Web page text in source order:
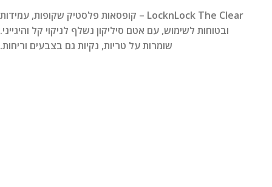
LocknLock The Clear – קופסאות פלסטיק שקופות, עמידות
ובטוחות לשימוש, עם אטם סיליקון נשלף לניקוי קל והיגייני.
שומרות על טריות, נקיות גם בצבעים וריחות.